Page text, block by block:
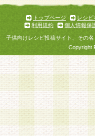
対応ができない場合
トップページ
レシピ
利用規約
個人情報保
子供向けレシピ投稿サイト、その
Copyright